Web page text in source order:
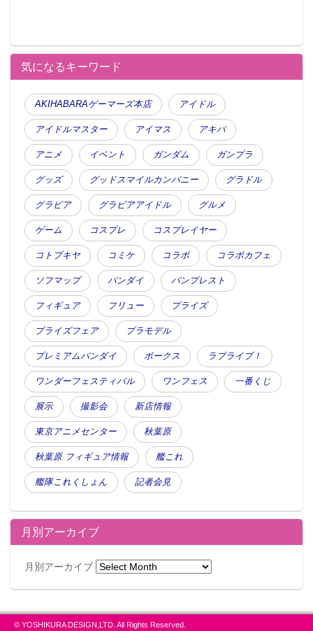
気になるキーワード
AKIHABARAゲーマーズ本店 アイドル
アイドルマスター アイマス アキバ
アニメ イベント ガンダム ガンプラ
グッズ グッドスマイルカンパニー グラドル
グラビア グラビアアイドル グルメ
ゲーム コスプレ コスプレイヤー
コトブキヤ コミケ コラボ コラボカフェ
ソフマップ バンダイ バンプレスト
フィギュア フリュー プライズ
プライズフェア プラモデル
プレミアムバンダイ ボークス ラブライブ！
ワンダーフェスティバル ワンフェス 一番くじ
展示 撮影会 新店情報
東京アニメセンター 秋葉原
秋葉原 フィギュア情報 艦これ
艦隊これくしょん 記者会見
月別アーカイブ
月別アーカイブ
© YOSHIKURA DESIGN,LTD. All Rights Reserved.